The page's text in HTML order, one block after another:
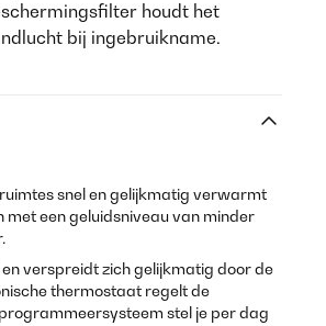
houdt het
bij ingebruikname.
snel en gelijkmatig verwarmt
een geluidsniveau van minder
verspreidt zich gelijkmatig door de
thermostaat regelt de
stel je per dag